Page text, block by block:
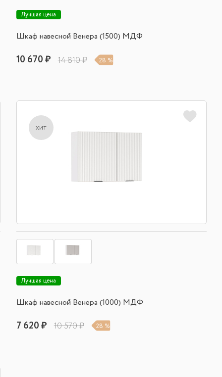
Лучшая цена
Шкаф навесной Венера (1500) МДФ
10 670 ₽ 14 810 ₽ 28 %
хит
Лучшая цена
Шкаф навесной Венера (1000) МДФ
7 620 ₽ 10 570 ₽ 28 %